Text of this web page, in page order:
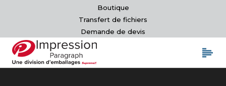
Boutique
Transfert de fichiers
Demande de devis